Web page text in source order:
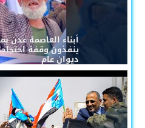
أبناء العاصمة عدن
ينفذون وقفة
ديوان عام